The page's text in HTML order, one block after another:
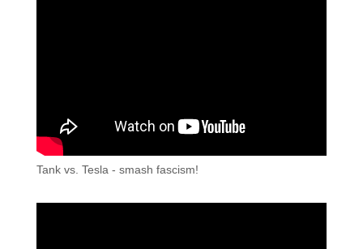
Tank vs. Tesla - smash fascism!